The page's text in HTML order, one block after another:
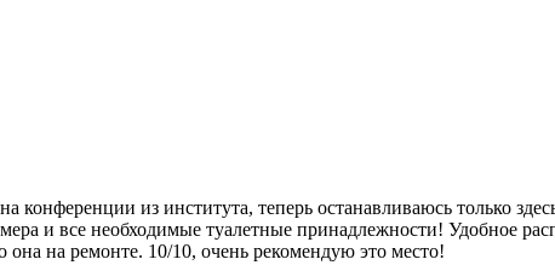
конференции из института, теперь останавливаюсь только
и все необходимые туалетные принадлежности! Удобное
она на ремонте. 10/10, очень рекомендую это место!